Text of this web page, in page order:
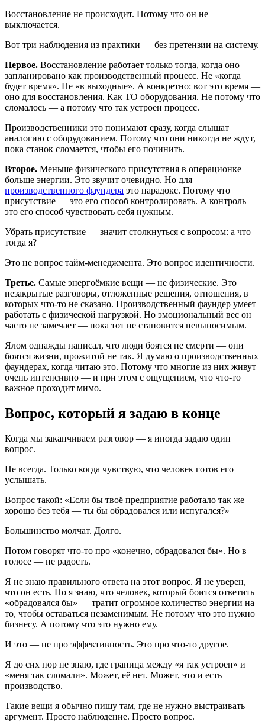
Восстановление не происходит. Потому что он не
выключается.
Вот три наблюдения из практики — без претензии на систему.
Первое. Восстановление работает только тогда, когда оно
запланировано как производственный процесс. Не «когда
будет время». Не «в выходные». А конкретно: вот это время —
оно для восстановления. Как ТО оборудования. Не потому что
сломалось — а потому что так устроен процесс.
Производственники это понимают сразу, когда слышат
аналогию с оборудованием. Потому что они никогда не ждут,
пока станок сломается, чтобы его починить.
Второе. Меньше физического присутствия в операционке —
больше энергии. Это звучит очевидно. Но для
производственного фаундера это парадокс. Потому что
присутствие — это его способ контролировать. А контроль —
это его способ чувствовать себя нужным.
Убрать присутствие — значит столкнуться с вопросом: а что
тогда я?
Это не вопрос тайм-менеджмента. Это вопрос идентичности.
Третье. Самые энергоёмкие вещи — не физические. Это
незакрытые разговоры, отложенные решения, отношения, в
которых что-то не сказано. Производственный фаундер умеет
работать с физической нагрузкой. Но эмоциональный вес он
часто не замечает — пока тот не становится невыносимым.
Ялом однажды написал, что люди боятся не смерти — они
боятся жизни, прожитой не так. Я думаю о производственных
фаундерах, когда читаю это. Потому что многие из них живут
очень интенсивно — и при этом с ощущением, что что-то
важное проходит мимо.
Вопрос, который я задаю в конце
Когда мы заканчиваем разговор — я иногда задаю один
вопрос.
Не всегда. Только когда чувствую, что человек готов его
услышать.
Вопрос такой: «Если бы твоё предприятие работало так же
хорошо без тебя — ты бы обрадовался или испугался?»
Большинство молчат. Долго.
Потом говорят что-то про «конечно, обрадовался бы». Но в
голосе — не радость.
Я не знаю правильного ответа на этот вопрос. Я не уверен,
что он есть. Но я знаю, что человек, который боится ответить
«обрадовался бы» — тратит огромное количество энергии на
то, чтобы оставаться незаменимым. Не потому что это нужно
бизнесу. А потому что это нужно ему.
И это — не про эффективность. Это про что-то другое.
Я до сих пор не знаю, где граница между «я так устроен» и
«меня так сломали». Может, её нет. Может, это и есть
производство.
Такие вещи я обычно пишу там, где не нужно выстраивать
аргумент. Просто наблюдение. Просто вопрос.